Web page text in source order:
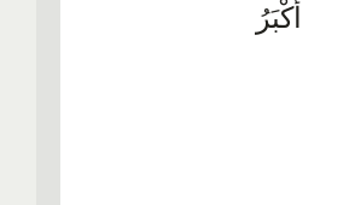
أَكْبَرُ